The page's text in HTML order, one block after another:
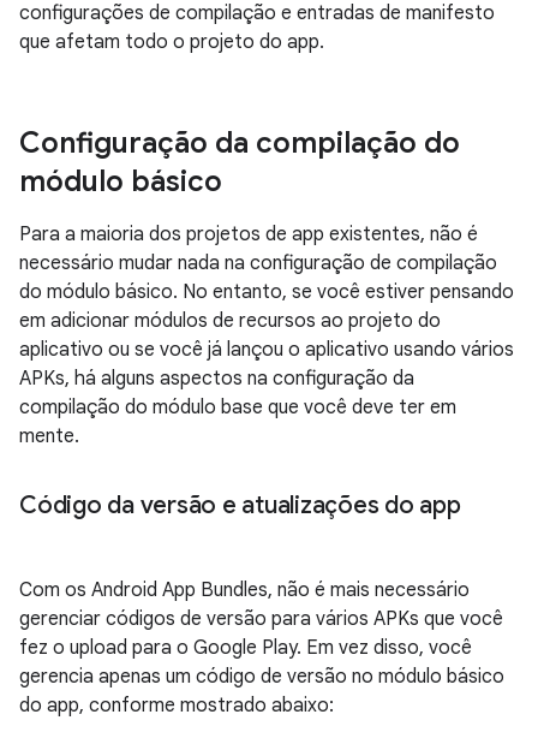
configurações de compilação e entradas de manifesto
que afetam todo o projeto do app.
Configuração da compilação do
módulo básico
Para a maioria dos projetos de app existentes, não é
necessário mudar nada na configuração de compilação
do módulo básico. No entanto, se você estiver pensando
em adicionar módulos de recursos ao projeto do
aplicativo ou se você já lançou o aplicativo usando vários
APKs, há alguns aspectos na configuração da
compilação do módulo base que você deve ter em
mente.
Código da versão e atualizações do app
Com os Android App Bundles, não é mais necessário
gerenciar códigos de versão para vários APKs que você
fez o upload para o Google Play. Em vez disso, você
gerencia apenas um código de versão no módulo básico
do app, conforme mostrado abaixo: